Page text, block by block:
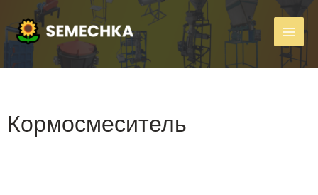
Кормосмеситель